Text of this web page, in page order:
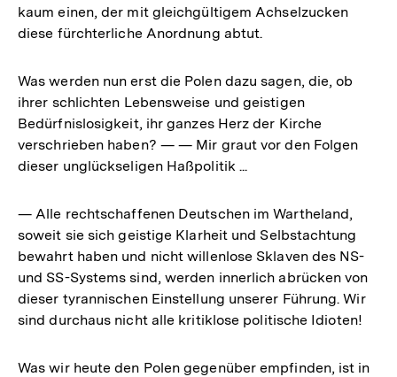
kaum einen, der mit gleichgültigem Achselzucken
diese fürchterliche Anordnung abtut.
Was werden nun erst die Polen dazu sagen, die, ob
ihrer schlichten Lebensweise und geistigen
Bedürfnislosigkeit, ihr ganzes Herz der Kirche
verschrieben haben? — — Mir graut vor den Folgen
dieser unglückseligen Haßpolitik ...
— Alle rechtschaffenen Deutschen im Wartheland,
soweit sie sich geistige Klarheit und Selbstachtung
bewahrt haben und nicht willenlose Sklaven des NS-
und SS-Systems sind, werden innerlich abrücken von
dieser tyrannischen Einstellung unserer Führung. Wir
sind durchaus nicht alle kritiklose politische Idioten!
Was wir heute den Polen gegenüber empfinden, ist in